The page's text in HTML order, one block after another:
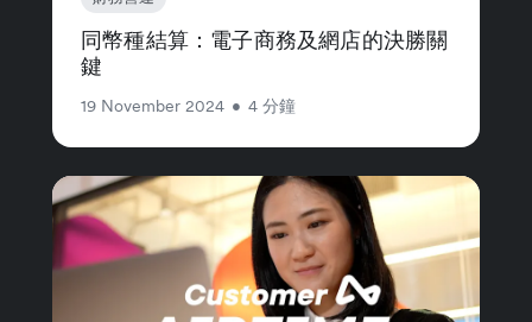
同幣種結算：電子商務及網店的決勝關
鍵
19 November 2024 • 4 分鐘